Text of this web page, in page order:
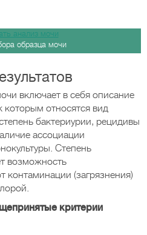
образца мочи
включает в себя описание
которым относятся вид
бактериурии, рецидивы
ассоциации
Степень
возможность
(загрязнения)
критерии